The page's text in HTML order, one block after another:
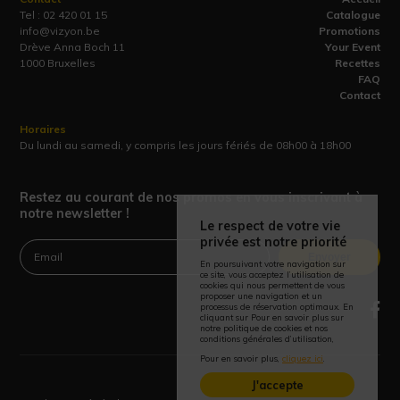
Catalogue
Promotions
Your Event
Recettes
FAQ
Contact
Tel : 02 420 01 15
info@vizyon.be
Drève Anna Boch 11
1000 Bruxelles
Horaires
Du lundi au samedi, y compris les jours fériés de 08h00 à 18h00
Restez au courant de nos promos en vous inscrivant à
notre newsletter !
Le respect de votre vie
privée est notre priorité
En poursuivant votre navigation sur
ce site, vous acceptez l’utilisation de
cookies qui nous permettent de vous
proposer une navigation et un
processus de réservation optimaux. En
cliquant sur Pour en savoir plus sur
notre politique de cookies et nos
conditions générales d’utilisation,
Pour en savoir plus, cliquez ici
J'accepte